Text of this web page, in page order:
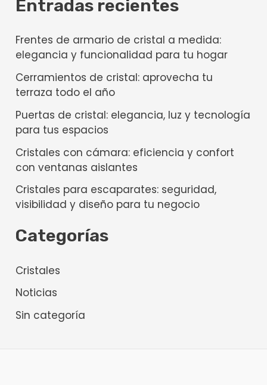
Entradas recientes
Frentes de armario de cristal a medida:
elegancia y funcionalidad para tu hogar
Cerramientos de cristal: aprovecha tu
terraza todo el año
Puertas de cristal: elegancia, luz y tecnología
para tus espacios
Cristales con cámara: eficiencia y confort
con ventanas aislantes
Cristales para escaparates: seguridad,
visibilidad y diseño para tu negocio
Categorías
Cristales
Noticias
Sin categoría